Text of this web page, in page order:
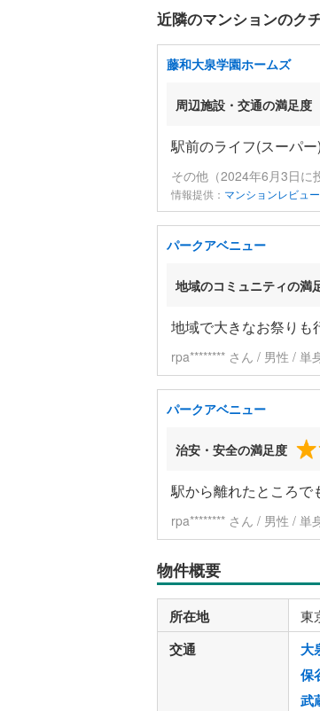
近隣のマンションのク
藤和大泉学園ホームズ
周辺施設・交通の満足度
駅前のライフ(スーパ
その他（2024年6月3日に
情報提供： マンションレビュー
パークアベニュー
地域のコミュニティの満
地域で大きなお祭りも
rpa******** さん / 男性 / 単
パークアベニュー
治安・安全の満足度
駅から離れたところで
rpa******** さん / 男性 / 単
物件概要
所在地 東
交通 大
保
武